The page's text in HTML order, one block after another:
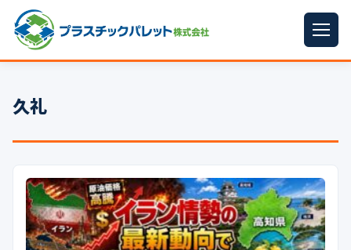
パレットサイズ
プラパレット ▼
コンテナ ▼
中古パレット
久礼